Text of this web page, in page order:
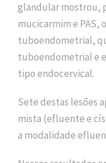
glandular mostrou,
mucicarmim e PAS,
tuboendometrial,
tuboendometrial e
tipo endocervical.
Sete destas lesões
mista (efluente e
a modalidade